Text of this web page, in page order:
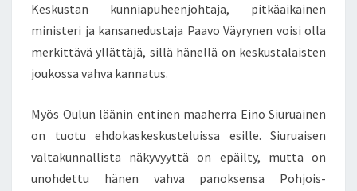
Keskustan kunniapuheenjohtaja, pitkäaikainen
ministeri ja kansanedustaja Paavo Väyrynen voisi olla
merkittävä yllättäjä, sillä hänellä on keskustalaisten
joukossa vahva kannatus.
Myös Oulun läänin entinen maaherra Eino Siuruainen
on tuotu ehdokaskeskusteluissa esille. Siuruaisen
valtakunnallista näkyvyyttä on epäilty, mutta on
unohdettu hänen vahva panoksensa Pohjois-